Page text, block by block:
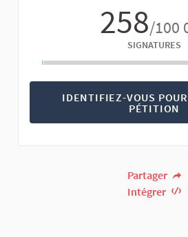
258/100
SIGNATURES
IDENTIFIEZ-VOUS
PÉTITION
Partager
Intégrer